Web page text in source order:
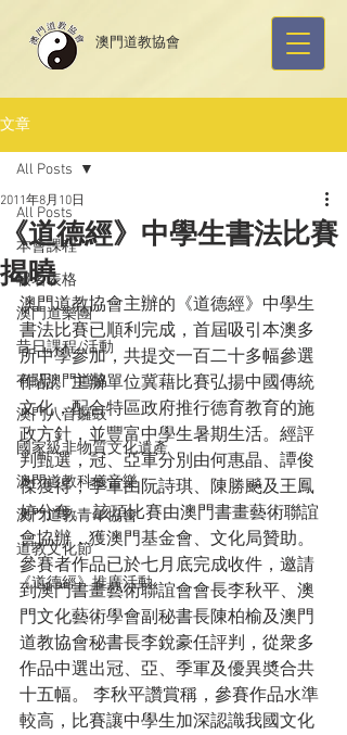
​澳門道教協會
文章
All Posts
本會課程
報名表格
澳門道樂團
昔日課程/活動
有關澳門道協
澳門八音鑼鼓
國家級非物質文化遺產
澳門道教科儀音樂
澳門道教青年協會
道教文化節
《道德經》推廣活動
All Posts
《道德經》中學生書法比賽
揭曉
2011年8月10日
澳門道教協會主辦的《道德經》中學生
書法比賽已順利完成，首屆吸引本澳多
所中學參加，共提交一百二十多幅參選
作品。主辦單位冀藉比賽弘揚中國傳統
文化，配合特區政府推行德育教育的施
政方針，並豐富中學生暑期生活。經評
判甄選，冠、亞軍分別由何惠晶、譚俊
傑獲得，季軍由阮詩琪、陳勝飈及王鳳
婷分奪。 該項比賽由澳門書畫藝術聯誼
會協辦，獲澳門基金會、文化局贊助。
參賽者作品已於七月底完成收件，邀請
到澳門書畫藝術聯誼會會長李秋平、澳
門文化藝術學會副秘書長陳柏榆及澳門
道教協會秘書長李銳豪任評判，從衆多
作品中選出冠、亞、季軍及優異奬合共
十五幅。 李秋平讚賞稱，參賽作品水準
較高，比賽讓中學生加深認識我國文化